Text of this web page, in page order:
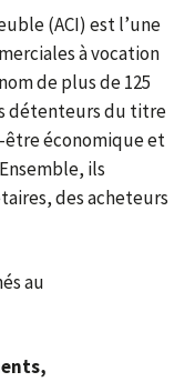
(ACI) est l’une
à vocation
de plus de 125
détenteurs du titre
être économique et
ils
des acheteurs
au